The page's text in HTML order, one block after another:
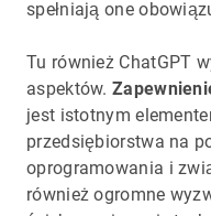
spełniają one
Tu również ChatGPT
aspektów.
jest istotnym
przedsiębiorstwa na
oprogramowania i
również ogromne